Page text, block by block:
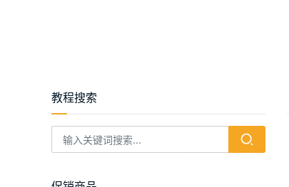
教程搜索